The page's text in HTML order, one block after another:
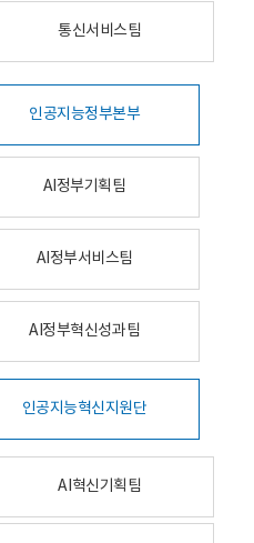
통신서비스팀
인공지능정부본부
AI정부기획팀
AI정부서비스팀
AI정부혁신성과팀
인공지능혁신지원단
AI혁신기획팀